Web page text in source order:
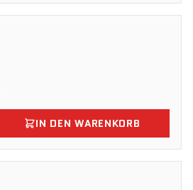
IN DEN WARENKORB